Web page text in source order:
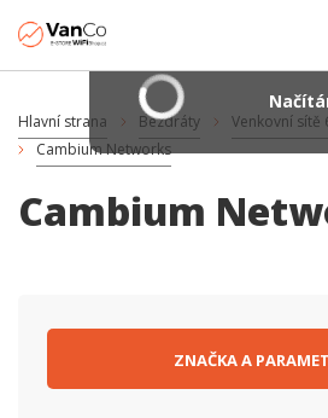
Hlavní strana Bezdráty
Venkovní sítě
Cambium Networks
Cambium
ZNAČKAA